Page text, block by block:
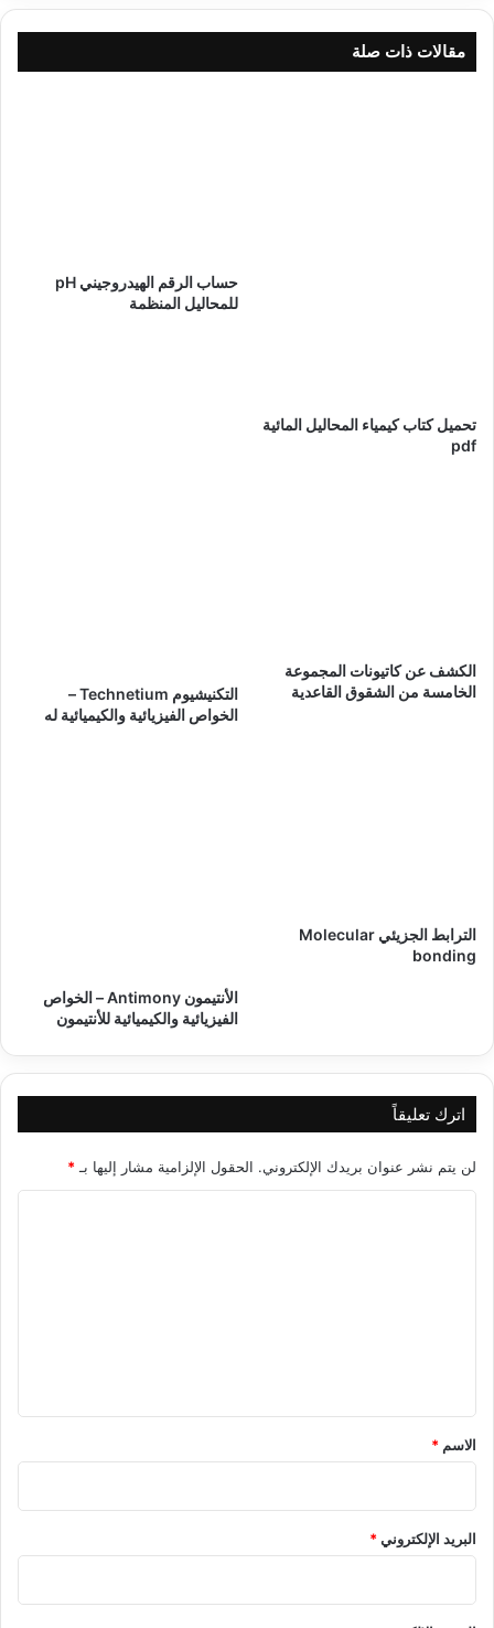
مقالات ذات صلة
تحميل كتاب كيمياء المحاليل المائية
pdf
حساب الرقم الهيدروجيني pH
للمحاليل المنظمة
الكشف عن كاتيونات المجموعة
الخامسة من الشقوق القاعدية
التكنيشيوم Technetium –
الخواص الفيزيائية والكيميائية له
الترابط الجزيئي Molecular
bonding
الأنتيمون Antimony – الخواص
الفيزيائية والكيميائية للأنتيمون
اترك تعليقاً
لن يتم نشر عنوان بريدك الإلكتروني. الحقول الإلزامية مشار إليها بـ *
*
الاسم *
البريد الإلكتروني*